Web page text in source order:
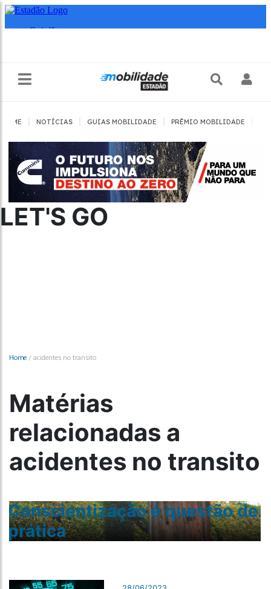
HOME NOTÍCIAS GUIAS MOBILIDADE PRÊMIO MOBILIDADE
LET'S GO
Home / acidentes no transito
Matérias
relacionadas a
acidentes no transito
Conscientização é questão de
prática